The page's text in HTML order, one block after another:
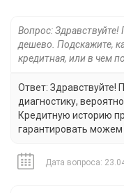
Вопрос:
дешево. Подскажите,
кредитная, или в чем
Ответ: Здравствуйте!
диагностику,
Кредитную историю
гарантировать можем
Дата вопроса: